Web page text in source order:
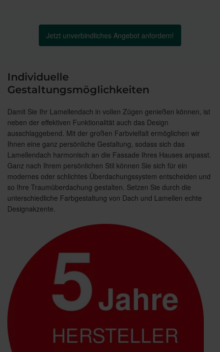
Jetzt unverbindliches Angebot anfordern!
Individuelle
Gestaltungsmöglichkeiten
Damit Sie Ihr Lamellendach in vollen Zügen genießen können, ist
neben der effektiven Funktionalität auch das Design
ausschlaggebend. Mit der großen Farbvielfalt ermöglichen wir
Ihnen eine ganz persönliche Gestaltung, sodass sich das
Lamellendach harmonisch an die Fassade Ihres Hauses anpasst.
Ganz nach Ihrem persönlichen Stil können Sie sich für ein
modernes oder schlichtes Überdachungssystem entscheiden und
so Ihre Traumüberdachung gestalten. Setzen Sie durch die
unterschiedliche Farbgestaltung von Dach und Lamellen echte
Designakzente.